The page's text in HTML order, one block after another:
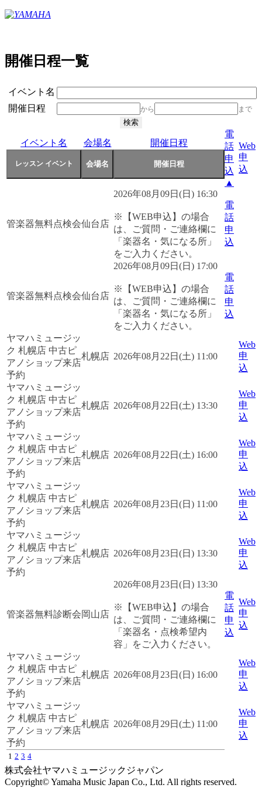
開催日程一覧
イベント名
開催日程
から まで
イベント名 会場名 開催日程
電
話
申
込
▲
Web
申
込
管楽器無料点検会仙台店
2026年08月09日(日) 16:30
※【WEB申込】の場合
は、ご質問・ご連絡欄に
「楽器名・気になる所」
をご入力ください。
電
話
申
込
管楽器無料点検会仙台店
2026年08月09日(日) 17:00
※【WEB申込】の場合
は、ご質問・ご連絡欄に
「楽器名・気になる所」
をご入力ください。
電
話
申
込
ヤマハミュージッ
ク 札幌店 中古ピ
アノショップ来店
予約
札幌店 2026年08月22日(土) 11:00
Web
申
込
ヤマハミュージッ
ク 札幌店 中古ピ
アノショップ来店
予約
札幌店 2026年08月22日(土) 13:30
Web
申
込
ヤマハミュージッ
ク 札幌店 中古ピ
アノショップ来店
予約
札幌店 2026年08月22日(土) 16:00
Web
申
込
ヤマハミュージッ
ク 札幌店 中古ピ
アノショップ来店
予約
札幌店 2026年08月23日(日) 11:00
Web
申
込
ヤマハミュージッ
ク 札幌店 中古ピ
アノショップ来店
予約
札幌店 2026年08月23日(日) 13:30
Web
申
込
管楽器無料診断会岡山店
2026年08月23日(日) 13:30
※【WEB申込】の場合
は、ご質問・ご連絡欄に
「楽器名・点検希望内
容」をご入力ください。
電
話
申
込
Web
申
込
ヤマハミュージッ
ク 札幌店 中古ピ
アノショップ来店
予約
札幌店 2026年08月23日(日) 16:00
Web
申
込
ヤマハミュージッ
ク 札幌店 中古ピ
アノショップ来店
予約
札幌店 2026年08月29日(土) 11:00
Web
申
込
1 2 3 4
株式会社ヤマハミュージックジャパン
Copyright© Yamaha Music Japan Co., Ltd. All rights reserved.